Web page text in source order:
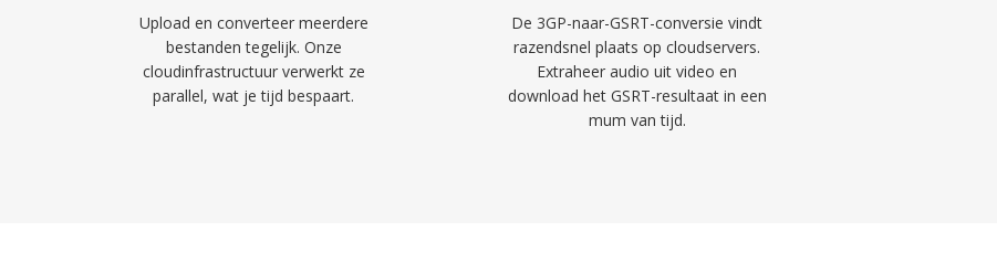
Upload en converteer meerdere
bestanden tegelijk. Onze
cloudinfrastructuur verwerkt ze
parallel, wat je tijd bespaart.
De 3GP-naar-GSRT-conversie vindt
razendsnel plaats op cloudservers.
Extraheer audio uit video en
download het GSRT-resultaat in een
mum van tijd.